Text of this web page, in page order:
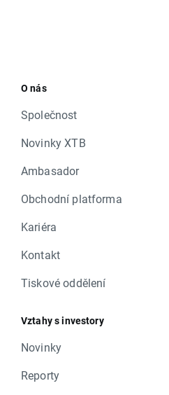
O nás
Společnost
Novinky XTB
Ambasador
Obchodní platforma
Kariéra
Kontakt
Tiskové oddělení
Vztahy s investory
Novinky
Reporty